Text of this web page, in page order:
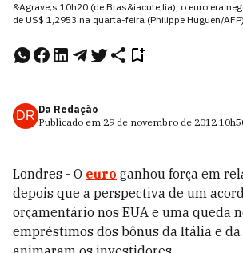
&Agrave;s 10h20 (de Bras&iacute;lia), o euro era
de US$ 1,2953 na quarta-feira (Philippe Huguen/AFP)
DR Da Redação
Publicado em 29 de novembro de 2012
Londres - O euro ganhou força em
depois que a perspectiva de um
orçamentário nos EUA e uma queda
empréstimos dos bônus da Itália e da